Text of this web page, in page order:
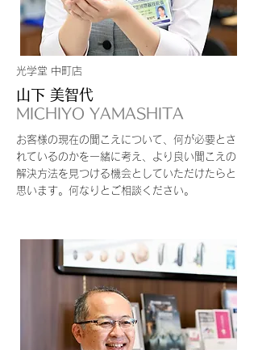
光学堂 中町店
山下 美智代
MICHIYO YAMASHITA
お客様の現在の聞こえについて、何が必要とさ
れているのかを一緒に考え、より良い聞こえの
解決方法を見つける機会としていただけたらと
思います。 何なりとご相談ください。